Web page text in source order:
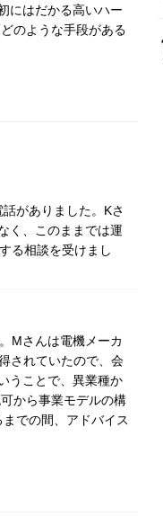
にはだかる高いハー
のような手段がある
がありました。Kさ
く、このままでは運
る相談を受けまし
Mさんは電機メーカ
されていたので、会
うことで、異業種か
から事業モデルの構
での間、アドバイス